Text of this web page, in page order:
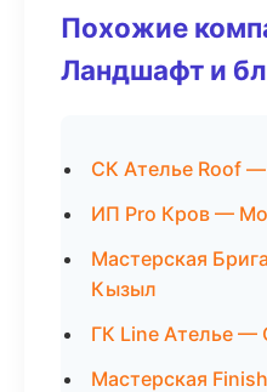
Похожие
Ландшафт и
СК Ателье Roof
ИП Pro Кров —
Мастерская
Кызыл
ГК Line Ателье —
Мастерская